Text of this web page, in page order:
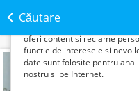
Căutare
Roanunt.ro si partenerii nostri
oferi content si reclame
functie de interesele si
date sunt folosite pentru
nostru si pe Internet.